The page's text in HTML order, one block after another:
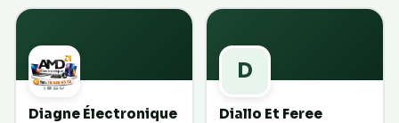
Diagne Électronique
D
Diallo Et Feree